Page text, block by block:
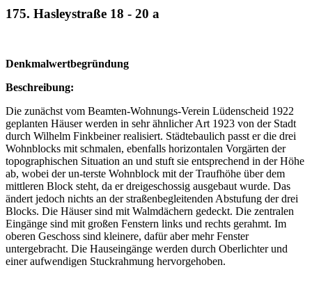
175. Hasleystraße 18 - 20 a
Denkmalwertbegründung
Beschreibung:
Die zunächst vom Beamten-Wohnungs-Verein Lüdenscheid 1922
geplanten Häuser werden in sehr ähnlicher Art 1923 von der Stadt
durch Wilhelm Finkbeiner realisiert. Städtebaulich passt er die drei
Wohnblocks mit schmalen, ebenfalls horizontalen Vorgärten der
topographischen Situation an und stuft sie entsprechend in der Höhe
ab, wobei der un-terste Wohnblock mit der Traufhöhe über dem
mittleren Block steht, da er dreigeschossig ausgebaut wurde. Das
ändert jedoch nichts an der straßenbegleitenden Abstufung der drei
Blocks. Die Häuser sind mit Walmdächern gedeckt. Die zentralen
Eingänge sind mit großen Fenstern links und rechts gerahmt. Im
oberen Geschoss sind kleinere, dafür aber mehr Fenster
untergebracht. Die Hauseingänge werden durch Oberlichter und
einer aufwendigen Stuckrahmung hervorgehoben.